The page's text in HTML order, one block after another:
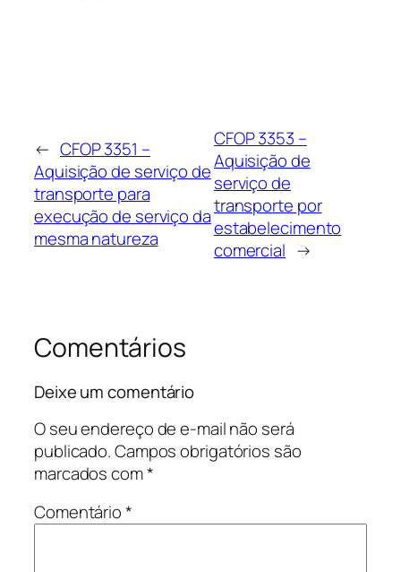
← CFOP 3351 –
Aquisição de serviço de
transporte para
execução de serviço da
mesma natureza
CFOP 3353 –
Aquisição de
serviço de
transporte por
estabelecimento
comercial →
Comentários
Deixe um comentário
O seu endereço de e-mail não será
publicado.Campos obrigatórios são
marcados com*
Comentário*